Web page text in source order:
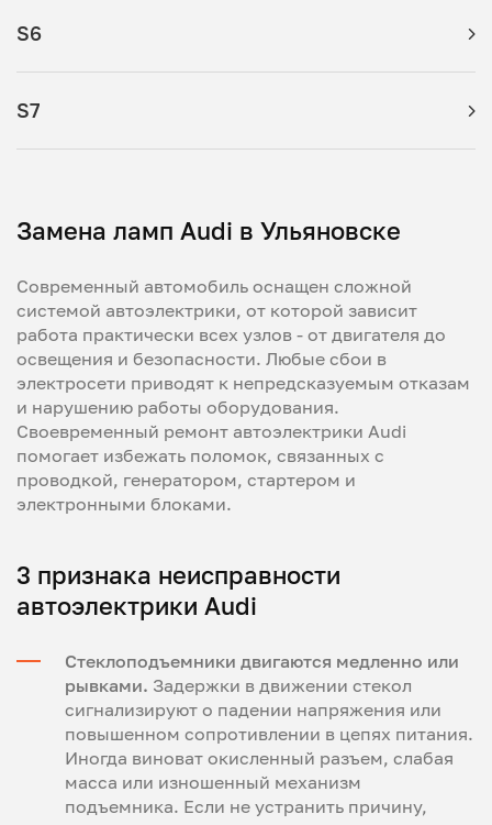
S6
S7
Замена ламп Audi в Ульяновске
Современный автомобиль оснащен сложной
системой автоэлектрики, от которой зависит
работа практически всех узлов - от двигателя до
освещения и безопасности. Любые сбои в
электросети приводят к непредсказуемым отказам
и нарушению работы оборудования.
Своевременный ремонт автоэлектрики Audi
помогает избежать поломок, связанных с
проводкой, генератором, стартером и
электронными блоками.
3 признака неисправности
автоэлектрики Audi
Стеклоподъемники двигаются медленно или
рывками. Задержки в движении стекол
сигнализируют о падении напряжения или
повышенном сопротивлении в цепях питания.
Иногда виноват окисленный разъем, слабая
масса или изношенный механизм
подъемника. Если не устранить причину,